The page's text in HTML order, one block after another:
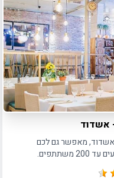
אשדוד
באשדוד, מאפשר גם לכם